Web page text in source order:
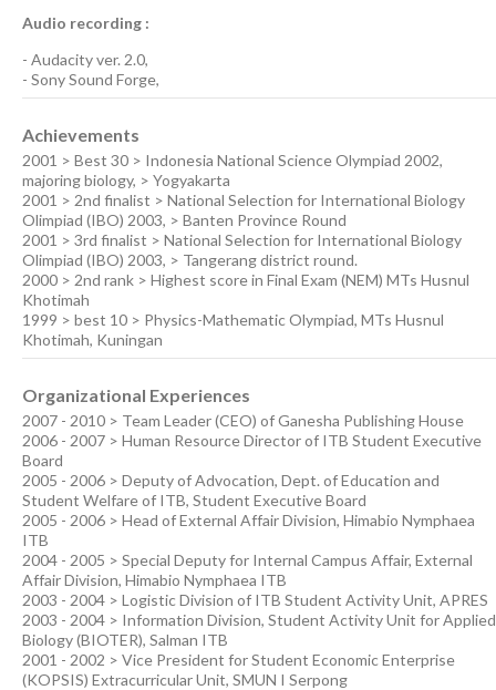
Audio recording :
- Audacity ver. 2.0,
- Sony Sound Forge,
Achievements
2001 > Best 30 > Indonesia National Science Olympiad 2002,
majoring biology, > Yogyakarta
2001 > 2nd finalist > National Selection for International Biology
Olimpiad (IBO) 2003, > Banten Province Round
2001 > 3rd finalist > National Selection for International Biology
Olimpiad (IBO) 2003, > Tangerang district round.
2000 > 2nd rank > Highest score in Final Exam (NEM) MTs Husnul
Khotimah
1999 > best 10 > Physics-Mathematic Olympiad, MTs Husnul
Khotimah, Kuningan
Organizational Experiences
2007 - 2010 > Team Leader (CEO) of Ganesha Publishing House
2006 - 2007 > Human Resource Director of ITB Student Executive
Board
2005 - 2006 > Deputy of Advocation, Dept. of Education and
Student Welfare of ITB, Student Executive Board
2005 - 2006 > Head of External Affair Division, Himabio Nymphaea
ITB
2004 - 2005 > Special Deputy for Internal Campus Affair, External
Affair Division, Himabio Nymphaea ITB
2003 - 2004 > Logistic Division of ITB Student Activity Unit, APRES
2003 - 2004 > Information Division, Student Activity Unit for Applied
Biology (BIOTER), Salman ITB
2001 - 2002 > Vice President for Student Economic Enterprise
(KOPSIS) Extracurricular Unit, SMUN I Serpong